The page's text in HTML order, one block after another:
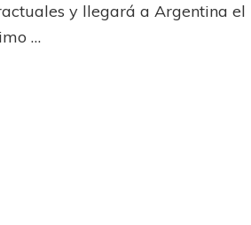
y llegará a Argentina el
…